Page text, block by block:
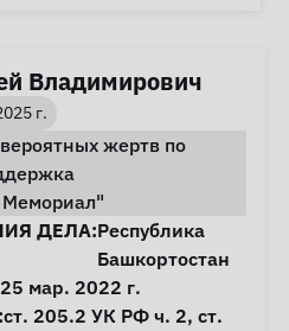
Владимирович
г.
жертв по
деле
ДЕЛА:Республика
Башкортостан
25 мар. 2022 г.
ст. 205.2 УК РФ ч. 2, ст.